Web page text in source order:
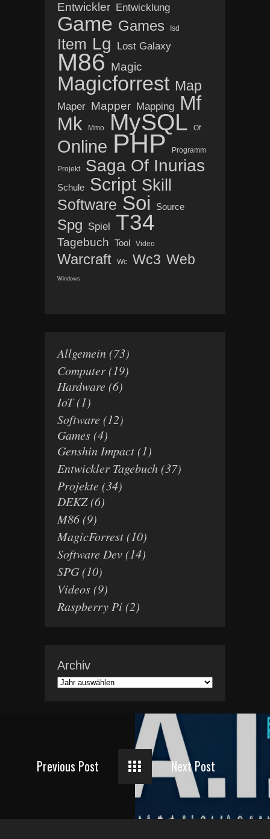
Entwickler Entwicklung
Game Games Isd
Item Lg Lost Galaxy
M86 Magic
Magicforrest Map
Maper Mapper Mapping Mf
Mk Mmo MySQL Of
Online PHP Programm
Projekt Saga Of Inurias
Schule Script Skill
Software Soi Source
Spg Spiel T34
Tagebuch Tool Video
Warcraft Wc Wc3 Web
Windows
Allgemein(73)
Computer(19)
Hardware(6)
IoT(1)
Software(12)
Games(4)
Genshin Impact(1)
Entwickler Tagebuch(37)
Projekte(34)
DEKZ(6)
M86(9)
MagicForrest(10)
Software Dev(14)
SPG(10)
Videos(9)
Raspberry Pi(2)
Archiv
Previous Post Next Post